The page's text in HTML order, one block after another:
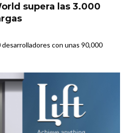
supera las 3.000
desarrolladores con unas 90,000